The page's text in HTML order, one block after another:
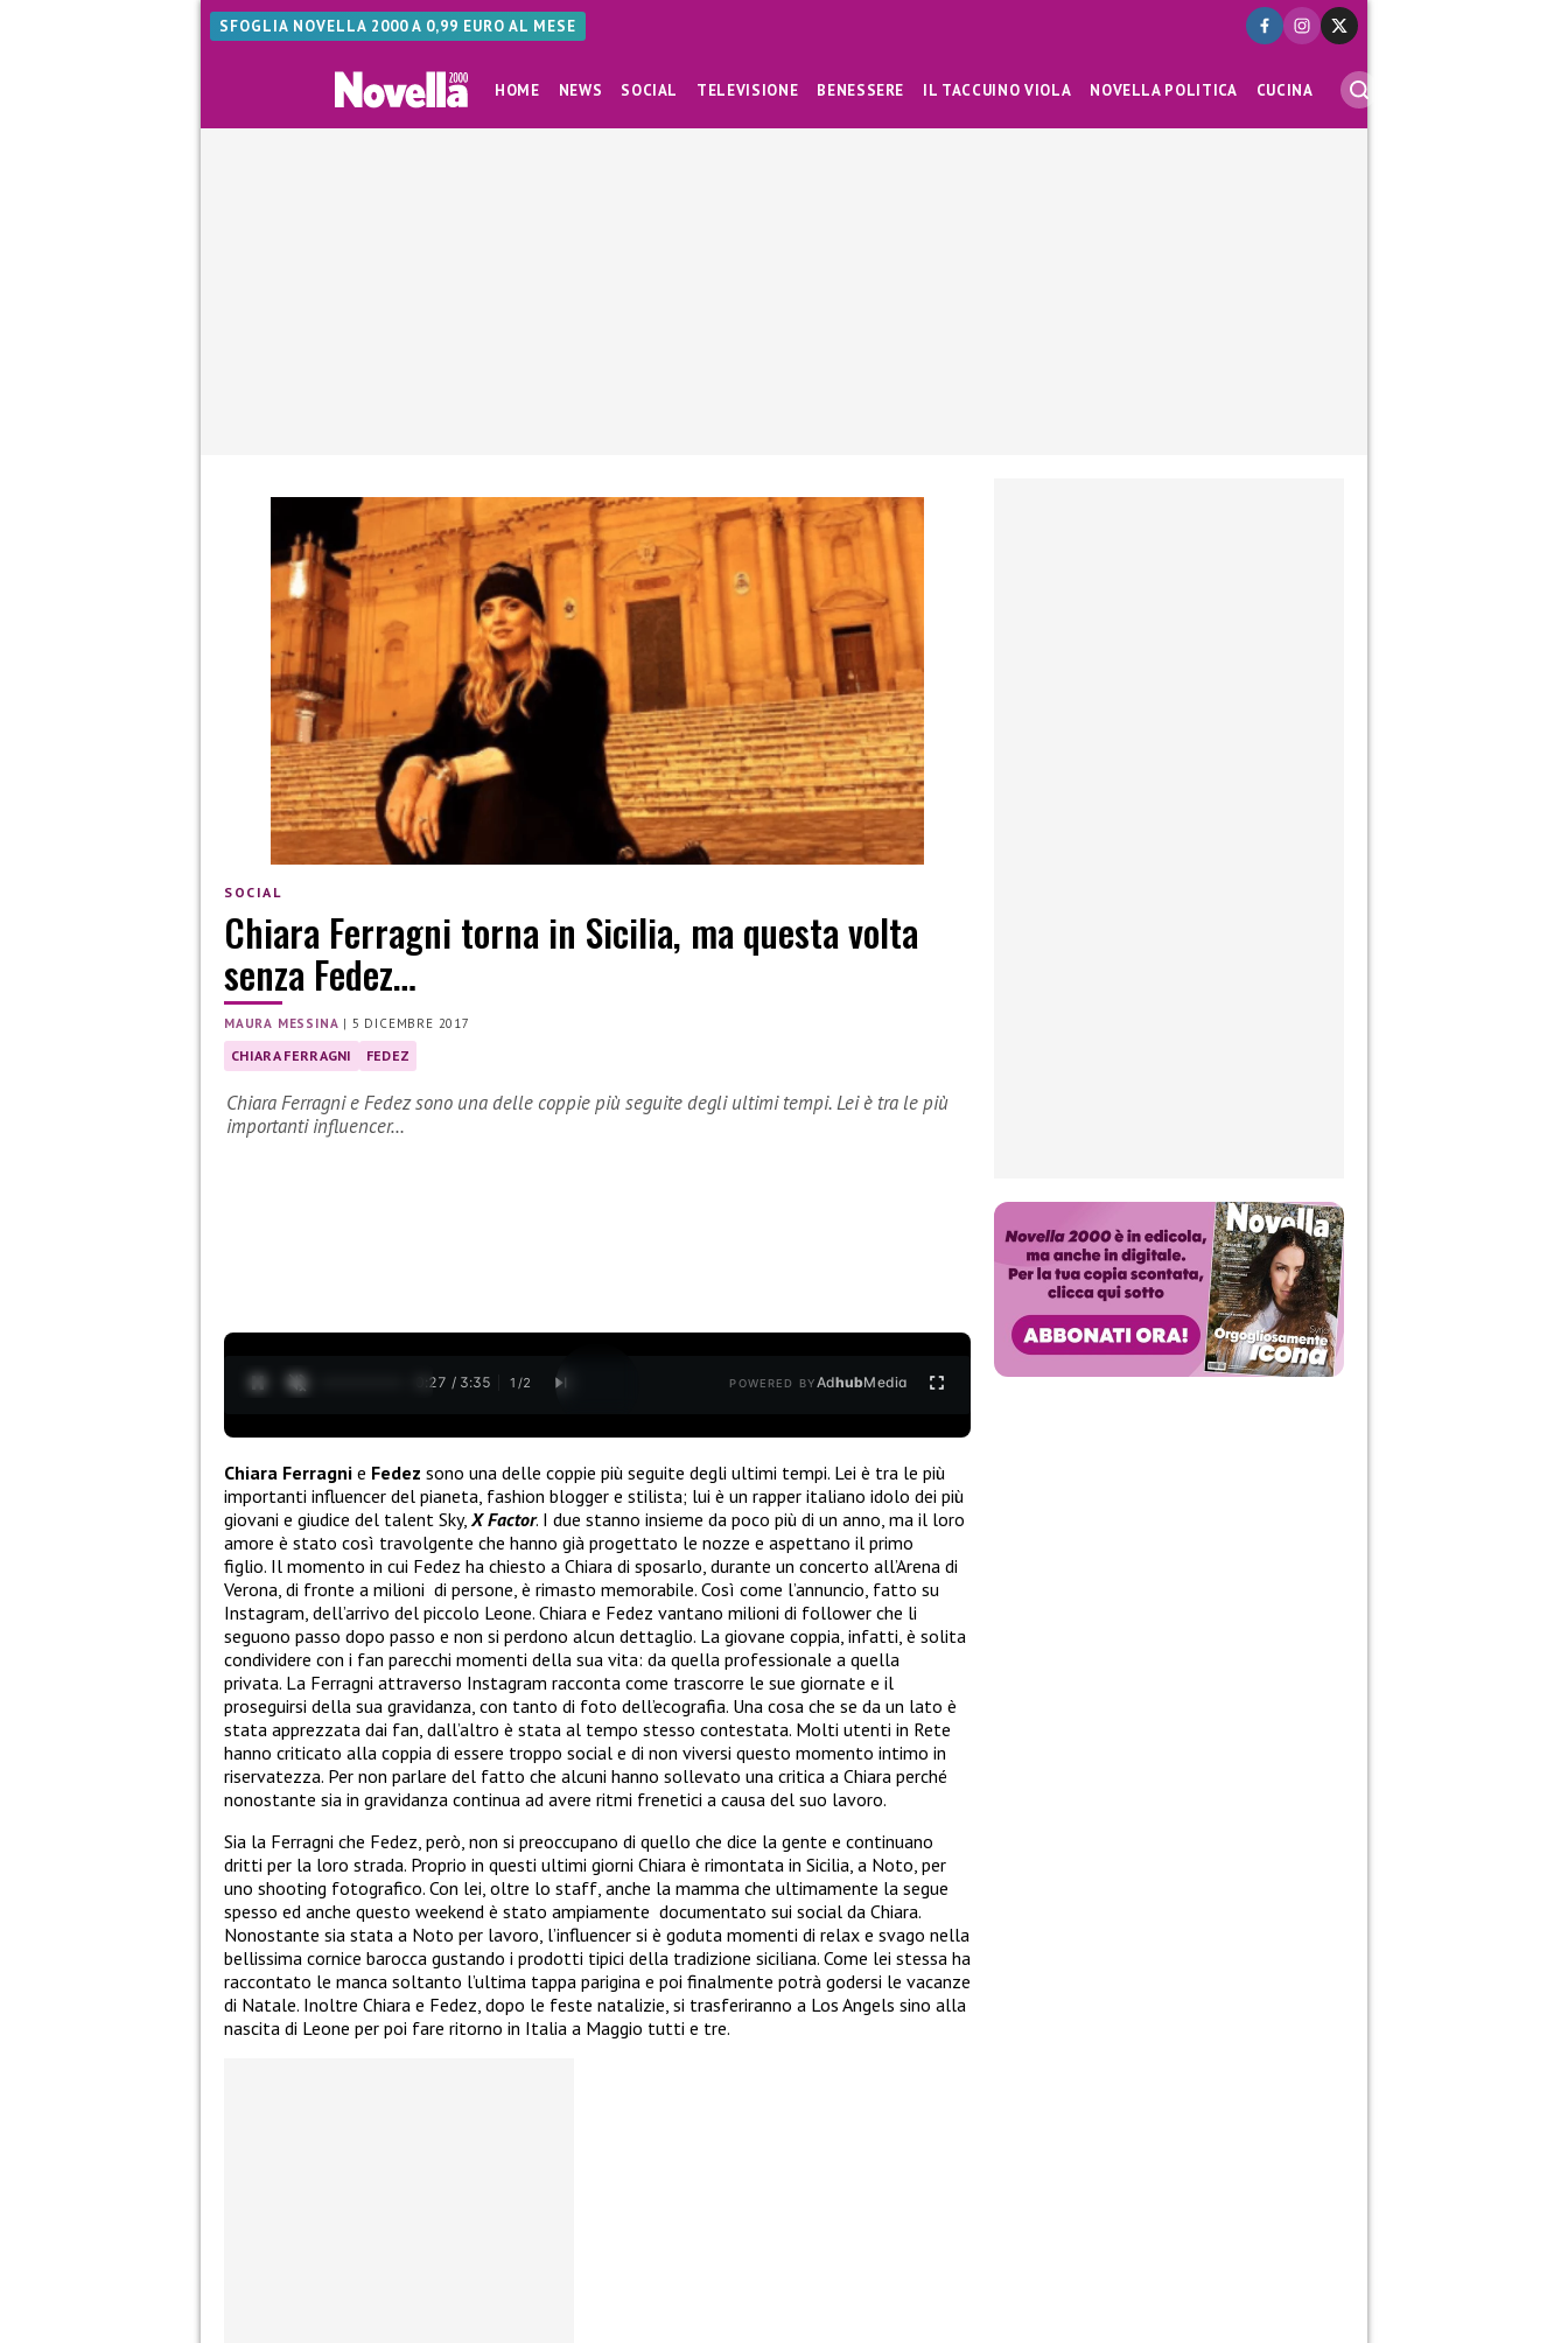
SFOGLIA NOVELLA 2000 A 0,99 EURO AL MESE
HOME NEWS SOCIAL TELEVISIONE BENESSERE IL TACCUINO VIOLA NOVELLA POLITICA CUCINA
SOCIAL
Chiara Ferragni torna in Sicilia, ma questa volta
senza Fedez…
MAURA MESSINA | 5 DICEMBRE 2017
CHIARA FERRAGNI FEDEZ
Chiara Ferragni e Fedez sono una delle coppie più seguite degli ultimi tempi. Lei è tra le più
importanti influencer…
0:28 / 3:35 1 /2 POWERED BYAdhubMedia
Chiara Ferragni e Fedez sono una delle coppie più seguite degli ultimi tempi. Lei è tra le più
importanti influencer del pianeta, fashion blogger e stilista; lui è un rapper italiano idolo dei più
giovani e giudice del talent Sky, X Factor. I due stanno insieme da poco più di un anno, ma il loro
amore è stato così travolgente che hanno già progettato le nozze e aspettano il primo
figlio. Il momento in cui Fedez ha chiesto a Chiara di sposarlo, durante un concerto all’Arena di
Verona, di fronte a milioni di persone, è rimasto memorabile. Così come l’annuncio, fatto su
Instagram, dell’arrivo del piccolo Leone. Chiara e Fedez vantano milioni di follower che li
seguono passo dopo passo e non si perdono alcun dettaglio. La giovane coppia, infatti, è solita
condividere con i fan parecchi momenti della sua vita: da quella professionale a quella
privata. La Ferragni attraverso Instagram racconta come trascorre le sue giornate e il
proseguirsi della sua gravidanza, con tanto di foto dell’ecografia. Una cosa che se da un lato è
stata apprezzata dai fan, dall’altro è stata al tempo stesso contestata. Molti utenti in Rete
hanno criticato alla coppia di essere troppo social e di non viversi questo momento intimo in
riservatezza. Per non parlare del fatto che alcuni hanno sollevato una critica a Chiara perché
nonostante sia in gravidanza continua ad avere ritmi frenetici a causa del suo lavoro.
Sia la Ferragni che Fedez, però, non si preoccupano di quello che dice la gente e continuano
dritti per la loro strada. Proprio in questi ultimi giorni Chiara è rimontata in Sicilia, a Noto, per
uno shooting fotografico. Con lei, oltre lo staff, anche la mamma che ultimamente la segue
spesso ed anche questo weekend è stato ampiamente documentato sui social da Chiara.
Nonostante sia stata a Noto per lavoro, l’influencer si è goduta momenti di relax e svago nella
bellissima cornice barocca gustando i prodotti tipici della tradizione siciliana. Come lei stessa ha
raccontato le manca soltanto l’ultima tappa parigina e poi finalmente potrà godersi le vacanze
di Natale. Inoltre Chiara e Fedez, dopo le feste natalizie, si trasferiranno a Los Angels sino alla
nascita di Leone per poi fare ritorno in Italia a Maggio tutti e tre.